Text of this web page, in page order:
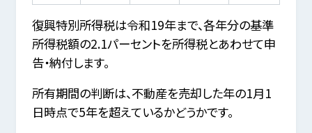
復興特別所得税は令和19年まで、各年分の基準
所得税額の2.1パーセントを所得税とあわせて申
告・納付します。
所有期間の判断は、不動産を売却した年の1月1
日時点で5年を超えているかどうかです。